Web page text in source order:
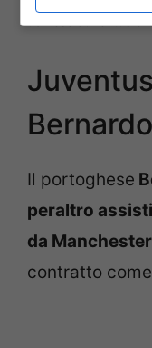
Il portoghese
peraltro
da
contratto